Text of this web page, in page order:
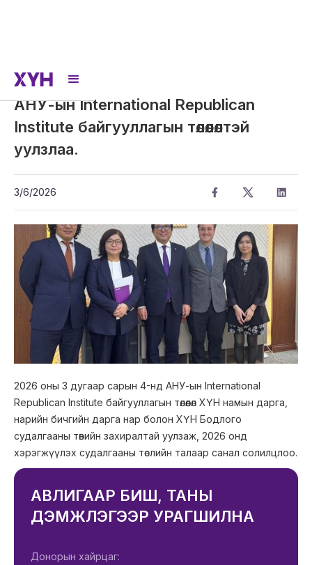
АНУ-ын International Republican
Institute байгууллагын төлөөлөлтэй
уулзлаа.
3/6/2026
2026 оны 3 дугаар сарын 4-нд АНУ-ын International
Republican Institute байгууллагын төлөөлөл ХҮН намын дарга,
нарийн бичгийн дарга нар болон ХҮН Бодлого
судалгааны төвийн захиралтай уулзаж, 2026 онд
хэрэгжүүлэх судалгааны төслийн талаар санал солилцлоо.
АВЛИГААР БИШ, ТАНЫ
ДЭМЖЛЭГЭЭР УРАГШИЛНА
Донорын хайрцаг: